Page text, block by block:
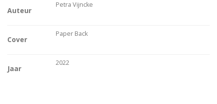
Auteur
Petra Vijncke
Cover
Paper Back
Jaar
2022